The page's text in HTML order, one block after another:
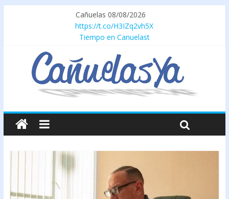
Cañuelas 08/08/2026
https://t.co/H3IZq2vh5X
Tiempo en Canuelast